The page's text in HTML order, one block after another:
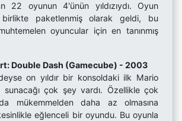
22 oyunun 4'ünün yıldızıydı. Oyun
birlikte paketlenmiş olarak geldi, bu
oyuncular için en tanınmış
Double Dash (Gamecube) - 2003
on yıldır bir konsoldaki ilk Mario
sunacağı çok şey vardı. Özellikle çok
mükemmelden daha az olmasına
eğlenceli bir oyundu. Bu oyunla